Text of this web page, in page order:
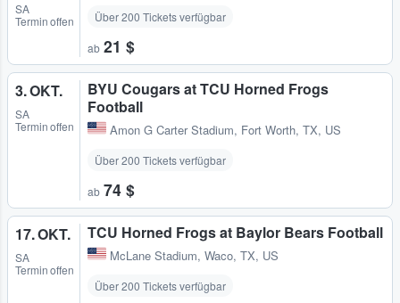
SA
Termin offen
Über 200 Tickets verfügbar
ab 21 $
3. OKT.
SA
Termin offen
BYU Cougars at TCU Horned Frogs
Football
Amon G Carter Stadium, Fort Worth, TX, US
Über 200 Tickets verfügbar
ab 74 $
17. OKT.
SA
Termin offen
TCU Horned Frogs at Baylor Bears Football
McLane Stadium, Waco, TX, US
Über 200 Tickets verfügbar